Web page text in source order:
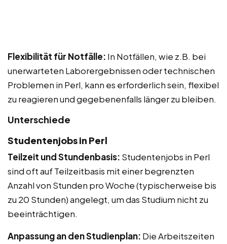
Flexibilität für Notfälle: In Notfällen, wie z.B. bei
unerwarteten Laborergebnissen oder technischen
Problemen in Perl, kann es erforderlich sein, flexibel
zu reagieren und gegebenenfalls länger zu bleiben.
Unterschiede
Studentenjobs in Perl
Teilzeit und Stundenbasis: Studentenjobs in Perl
sind oft auf Teilzeitbasis mit einer begrenzten
Anzahl von Stunden pro Woche (typischerweise bis
zu 20 Stunden) angelegt, um das Studium nicht zu
beeinträchtigen.
Anpassung an den Studienplan: Die Arbeitszeiten